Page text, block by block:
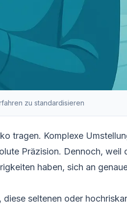
zu standardisieren
tragen. Komplexe
Präzision. Dennoch, weil
haben, sich an
seltenen oder